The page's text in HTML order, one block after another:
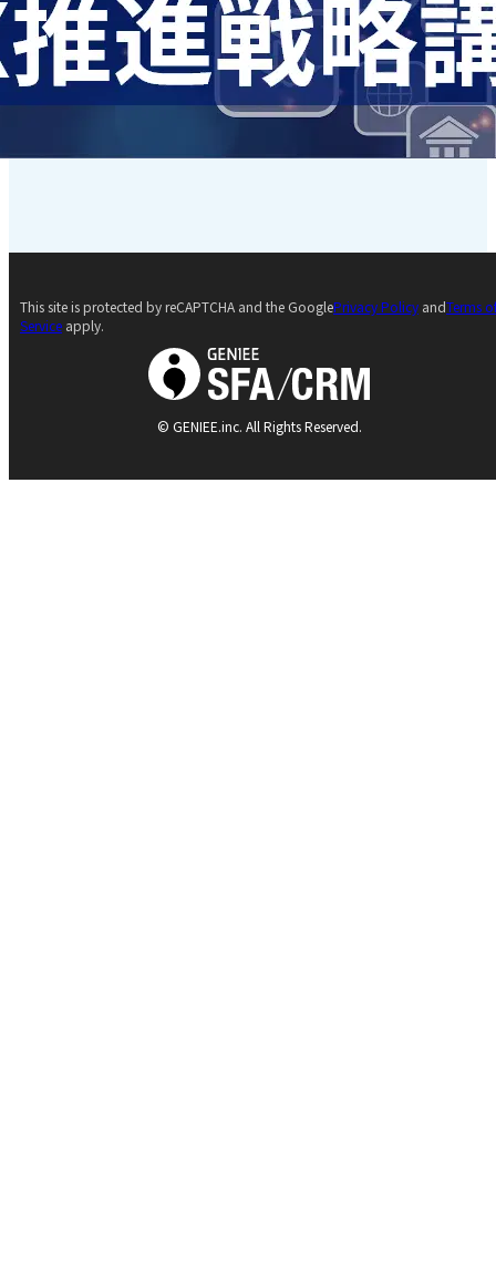
© GENIEE.inc. All Rights Reserved.
This site is protected by reCAPTCHA and the GooglePrivacy Policy andTerms
Service apply.